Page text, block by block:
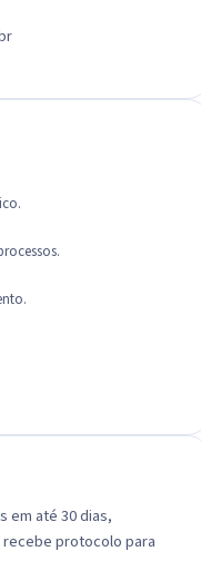
em até 30 dias,
protocolo para